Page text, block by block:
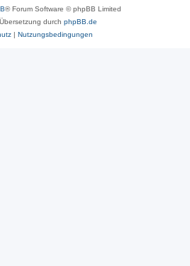
® Forum Software © phpBB Limited
durch phpBB.de
| Nutzungsbedingungen